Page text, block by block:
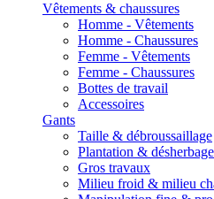
Vêtements & chaussures
Homme - Vêtements
Homme - Chaussures
Femme - Vêtements
Femme - Chaussures
Bottes de travail
Accessoires
Gants
Taille & débroussaillage
Plantation & désherbage
Gros travaux
Milieu froid & milieu